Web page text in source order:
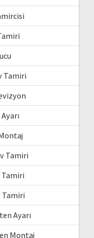
Tamiri
Tamiri
Tamiri
Tamiri
Ayarı
Montaj